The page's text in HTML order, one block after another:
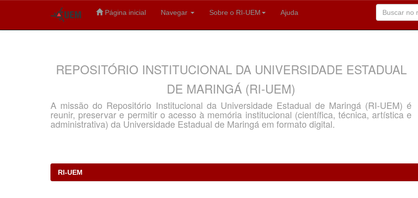
Página inicial Navegar Sobre o RI-UEM Ajuda
REPOSITÓRIO INSTITUCIONAL DA UNIVERSIDADE ESTADUAL
DE MARINGÁ (RI-UEM)
A missão do Repositório Institucional da Universidade Estadual de Maringá (RI-UEM) é
reunir, preservar e permitir o acesso à memória institucional (científica, técnica, artística e
administrativa) da Universidade Estadual de Maringá em formato digital.
RI-UEM